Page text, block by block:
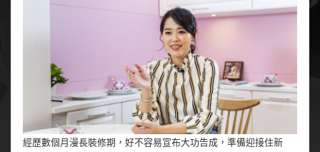
經歷數個月漫長裝修期，好不容易宣布大功告成，準備迎接住新